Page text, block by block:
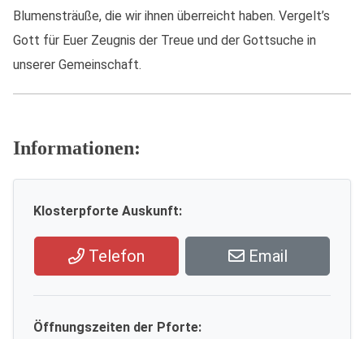
Blumensträuße, die wir ihnen überreicht haben. Vergelt’s
Gott für Euer Zeugnis der Treue und der Gottsuche in
unserer Gemeinschaft.
Informationen:
Klosterpforte Auskunft:
Telefon Email
Öffnungszeiten der Pforte: